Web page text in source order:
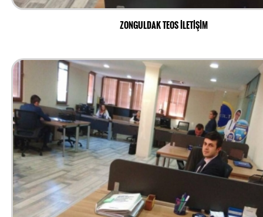
ZONGULDAK TEOS İLETİŞİM